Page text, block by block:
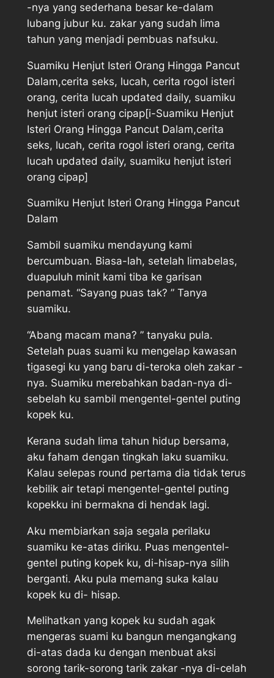
-nya yang sederhana besar ke-dalam
lubang jubur ku. zakar yang sudah lima
tahun yang menjadi pembuas nafsuku.
Suamiku Henjut Isteri Orang Hingga Pancut
Dalam,cerita seks, lucah, cerita rogol isteri
orang, cerita lucah updated daily, suamiku
henjut isteri orang cipap[i-Suamiku Henjut
Isteri Orang Hingga Pancut Dalam,cerita
seks, lucah, cerita rogol isteri orang, cerita
lucah updated daily, suamiku henjut isteri
orang cipap]
Suamiku Henjut Isteri Orang Hingga Pancut
Dalam
Sambil suamiku mendayung kami
bercumbuan. Biasa-lah, setelah limabelas,
duapuluh minit kami tiba ke garisan
penamat. “Sayang puas tak? ” Tanya
suamiku.
“Abang macam mana? ” tanyaku pula.
Setelah puas suami ku mengelap kawasan
tigasegi ku yang baru di-teroka oleh zakar -
nya. Suamiku merebahkan badan-nya di-
sebelah ku sambil mengentel-gentel puting
kopek ku.
Kerana sudah lima tahun hidup bersama,
aku faham dengan tingkah laku suamiku.
Kalau selepas round pertama dia tidak terus
kebilik air tetapi mengentel-gentel puting
kopekku ini bermakna di hendak lagi.
Aku membiarkan saja segala perilaku
suamiku ke-atas diriku. Puas mengentel-
gentel puting kopek ku, di-hisap-nya silih
berganti. Aku pula memang suka kalau
kopek ku di- hisap.
Melihatkan yang kopek ku sudah agak
mengeras suami ku bangun mengangkang
di-atas dada ku dengan menbuat aksi
sorong tarik-sorong tarik zakar -nya di-celah